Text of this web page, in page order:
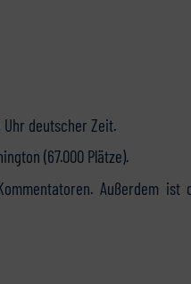
deutscher Zeit.
(67.000 Plätze).
Außerdem ist